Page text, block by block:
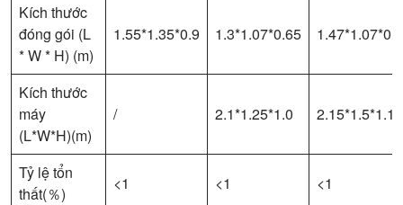
Kích thước
đóng gói (L
* W * H) (m)
1.55*1.35*0.9 1.3*1.07*0.65
Kích thước
máy
(L*W*H)(m)
/ 2.1*1.25*1.0 2.15*1.5*1.1
Tỷ lệ tổn
thất(％)
<1 <1 <1